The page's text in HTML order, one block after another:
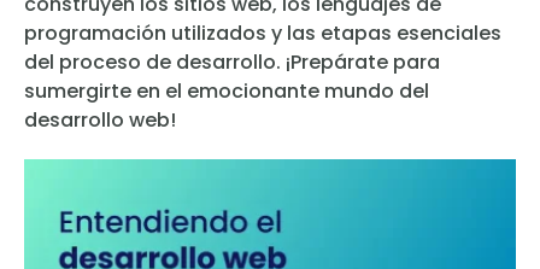
programación utilizados y las etapas esenciales
del proceso de desarrollo. ¡Prepárate para
sumergirte en el emocionante mundo del
desarrollo web!